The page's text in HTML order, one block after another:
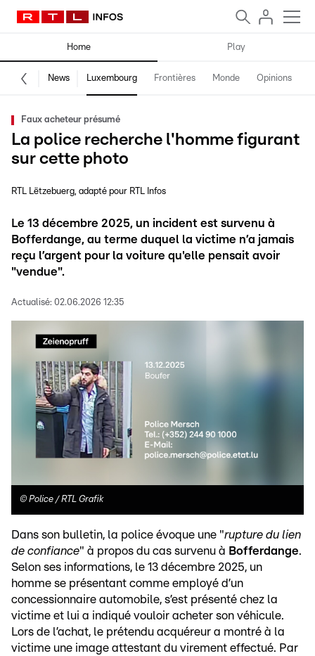
Home Play
News Luxembourg Frontières Monde Opinions
Faux acheteur présumé
La police recherche l'homme figurant
sur cette photo
RTL Lëtzebuerg adapté pour RTL Infos
Le 13 décembre 2025, un incident est survenu à
Bofferdange, au terme duquel la victime n’a jamais
reçu l’argent pour la voiture qu'elle pensait avoir
"vendue".
Actualisé: 02.06.2026 12:35
© Police / RTL Grafik
Dans son bulletin, la police évoque une "rupture du lien
de confiance" à propos du cas survenu à Bofferdange.
Selon ses informations, le 13 décembre 2025, un
homme se présentant comme employé d’un
concessionnaire automobile, s’est présenté chez la
victime et lui a indiqué vouloir acheter son véhicule.
Lors de l’achat, le prétendu acquéreur a montré à la
victime une image attestant du virement effectué. Par